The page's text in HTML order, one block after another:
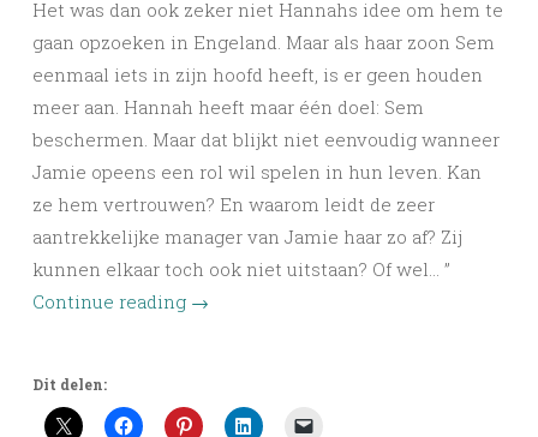
Het was dan ook zeker niet Hannahs idee om hem te
gaan opzoeken in Engeland. Maar als haar zoon Sem
eenmaal iets in zijn hoofd heeft, is er geen houden
meer aan. Hannah heeft maar één doel: Sem
beschermen. Maar dat blijkt niet eenvoudig wanneer
Jamie opeens een rol wil spelen in hun leven. Kan
ze hem vertrouwen? En waarom leidt de zeer
aantrekkelijke manager van Jamie haar zo af? Zij
kunnen elkaar toch ook niet uitstaan? Of wel… ”
Continue reading →
Dit delen: